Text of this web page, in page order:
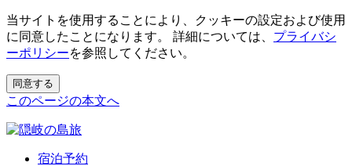
当サイトを使用することにより、クッキーの設定および使用
に同意したことになります。 詳細については、 プライバシ
ーポリシーを参照してください。
同意する
このページの本文へ
宿泊予約